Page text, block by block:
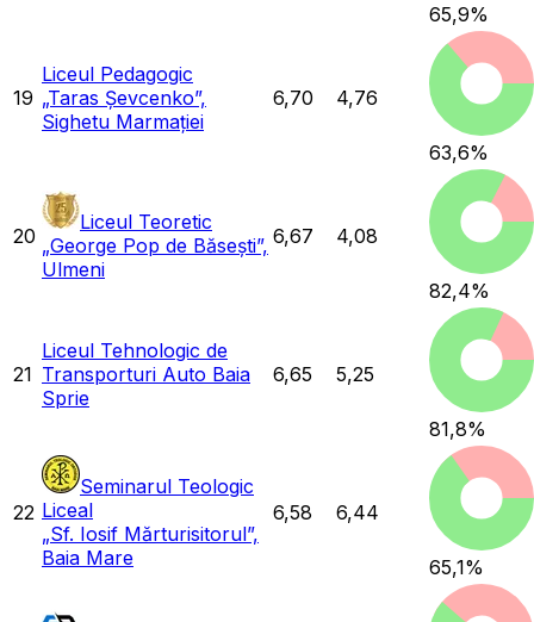
65,9%
19
Liceul Pedagogic
„Taras Șevcenko”,
Sighetu Marmației
6,70 4,76
63,6%
20
Liceul Teoretic
„George Pop de Băsești”,
Ulmeni
6,67 4,08
82,4%
21
Liceul Tehnologic de
Transporturi Auto Baia
Sprie
6,65 5,25
81,8%
22
Seminarul Teologic
Liceal
„Sf. Iosif Mărturisitorul”,
Baia Mare
6,58 6,44
65,1%